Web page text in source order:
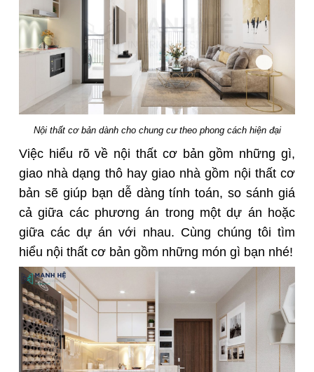
Nội thất cơ bản dành cho chung cư theo phong cách hiện đại
Việc hiểu rõ về nội thất cơ bản gồm những gì,
giao nhà dạng thô hay giao nhà gồm nội thất cơ
bản sẽ giúp bạn dễ dàng tính toán, so sánh giá
cả giữa các phương án trong một dự án hoặc
giữa các dự án với nhau. Cùng chúng tôi tìm
hiểu nội thất cơ bản gồm những món gì bạn nhé!